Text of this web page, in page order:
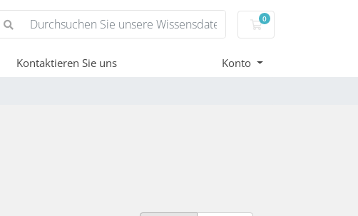
0
Mein Warenkorb
Kontaktieren Sie uns Konto